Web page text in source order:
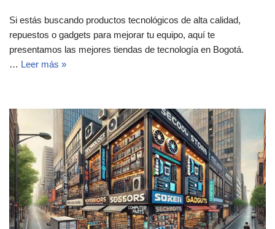
Si estás buscando productos tecnológicos de alta calidad,
repuestos o gadgets para mejorar tu equipo, aquí te
presentamos las mejores tiendas de tecnología en Bogotá.
… Leer más »